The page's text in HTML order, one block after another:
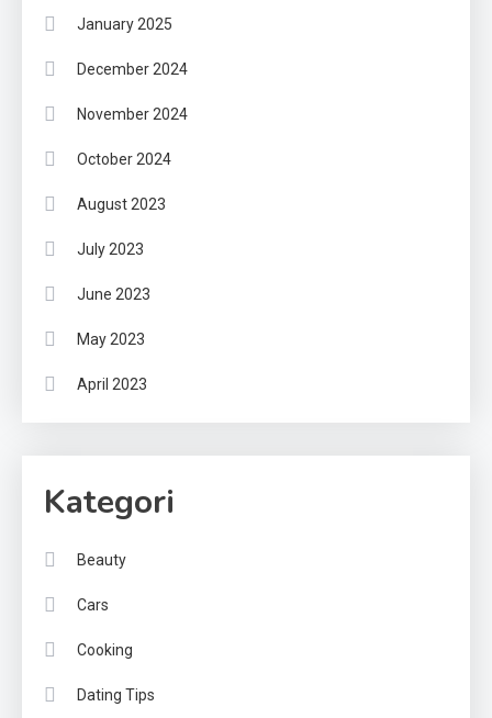
January 2025
December 2024
November 2024
October 2024
August 2023
July 2023
June 2023
May 2023
April 2023
Kategori
Beauty
Cars
Cooking
Dating Tips